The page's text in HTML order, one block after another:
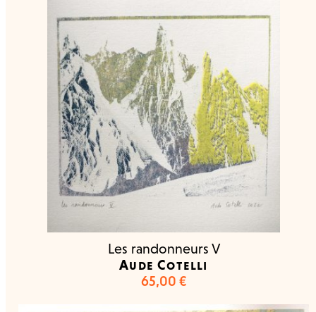
Les randonneurs V
Aude Cotelli
65,00 €